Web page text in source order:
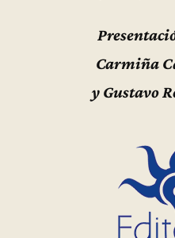
Carmiña
y Gustavo